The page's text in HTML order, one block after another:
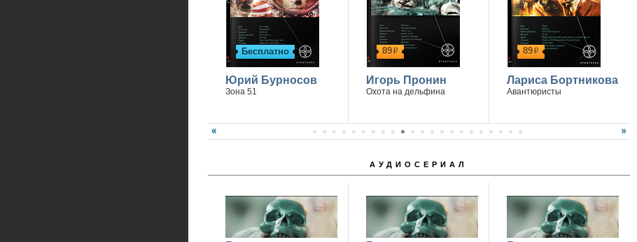
Бесплатно
Юрий Бурносов
Зона 51
89р
Игорь Пронин
Охота на дельфина
89р
Лариса Бортникова
Авантюристы
АУДИОСЕРИАЛ